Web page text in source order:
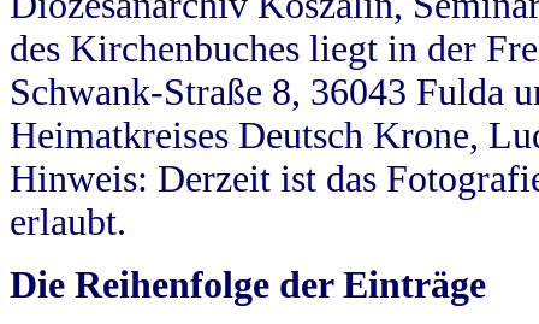
des Kirchenbuches liegt in der
Schwank-Straße 8, 36043 Fulda
Heimatkreises Deutsch Krone,
Hinweis: Derzeit ist das
erlaubt.
Die Reihenfolge der Einträge